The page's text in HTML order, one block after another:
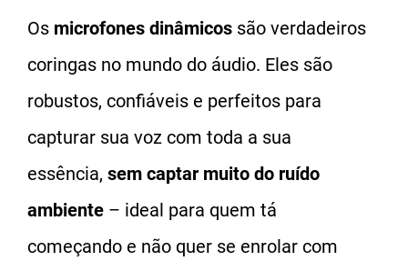
Os microfones dinâmicos são verdadeiros
coringas no mundo do áudio. Eles são
robustos, confiáveis e perfeitos para
capturar sua voz com toda a sua
essência, sem captar muito do ruído
ambiente – ideal para quem tá
começando e não quer se enrolar com